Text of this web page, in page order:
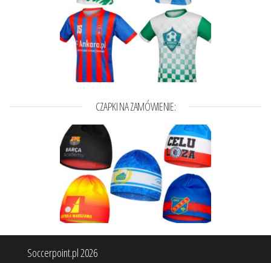
CZAPKI NA ZAMÓWIENIE:
Soccerpoint.pl 2026